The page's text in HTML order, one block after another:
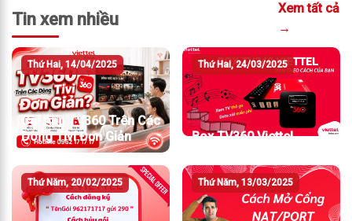
Tin xem nhiều
Xem tất cả
→
Thứ Hai, 14/04/2025
Cài App TV360 Trên Các
Dòng Tivi Đơn Giản
Thứ Hai, 24/03/2025
Box TV360 Viettel
Thứ Năm, 20/02/2025 Thứ Năm, 13/03/2025